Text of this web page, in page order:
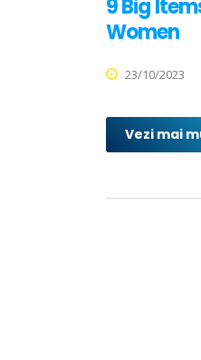
9 Big
Women
23/10/2023
Vezi mai